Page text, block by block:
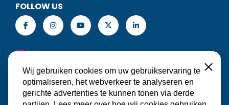
FOLLOW US
NL
MAAK EEN RESERVERING
Wij gebruiken cookies om uw gebruikservaring te
optimaliseren, het webverkeer te analyseren en
gerichte advertenties te kunnen tonen via derde
Sluiten